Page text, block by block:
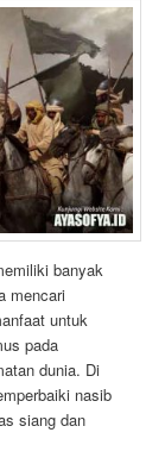
banyak
mencari
untuk
pada
dunia. Di
nasib
siang dan